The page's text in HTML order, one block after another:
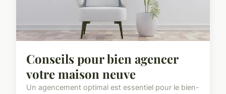
Conseils pour bien agencer
votre maison neuve
Un agencement optimal est essentiel pour le bien-